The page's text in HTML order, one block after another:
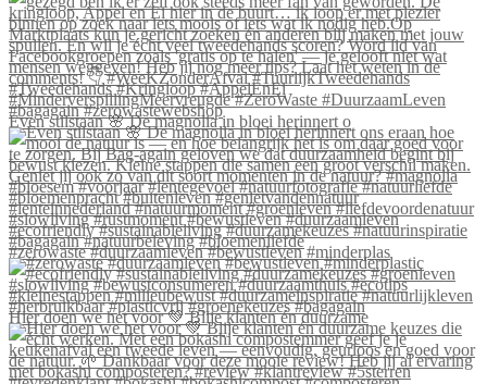
Even stilstaan 🌸 De magnolia in bloei herinnert o
#zerowaste #duurzaamleven #bewustleven #minderplas
Hier doen we het voor 💚 Blije klanten én duurzame